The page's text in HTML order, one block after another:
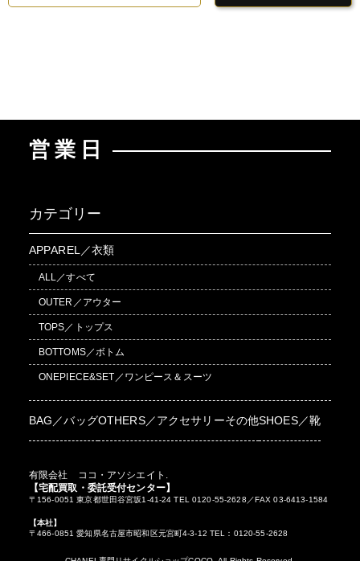
営業日
カテゴリー
APPAREL／衣類
ALL／すべて
OUTER／アウター
TOPS／トップス
BOTTOMS／ボトム
ONEPIECE&SET／ワンピース＆スーツ
BAG／バッグOTHERS／アクセサリーその他SHOES／靴
有限会社 ココ・アソシエイト.
【宅配買取・委託受付センター】
〒156-0051 東京都世田谷宮坂1-41-24 TEL 0120-55-2628／FAX 03-6413-1584
【本社】
〒466-0851 愛知県名古屋市昭和区元宮町4-3-12 TEL：0120-55-2628